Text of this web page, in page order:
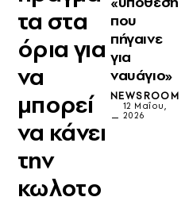
τα στα
όρια για
να
μπορεί
να κάνει
την
κωλοτο
που
πήγαινε
για
ναυάγιο»
NEWSROOM
12 Μαΐου,
2026